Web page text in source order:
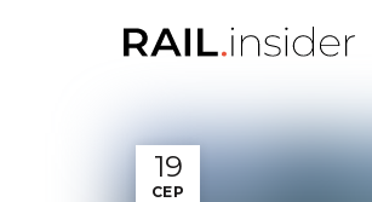
19
СЕР